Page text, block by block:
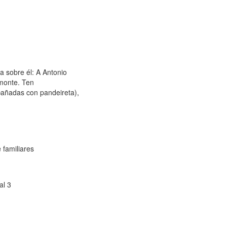
sobre él: A Antonio
Ten
con pandeireta),
familiares
3